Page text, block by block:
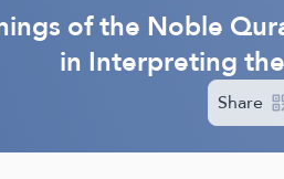
of the Noble
in Interpreting
Share